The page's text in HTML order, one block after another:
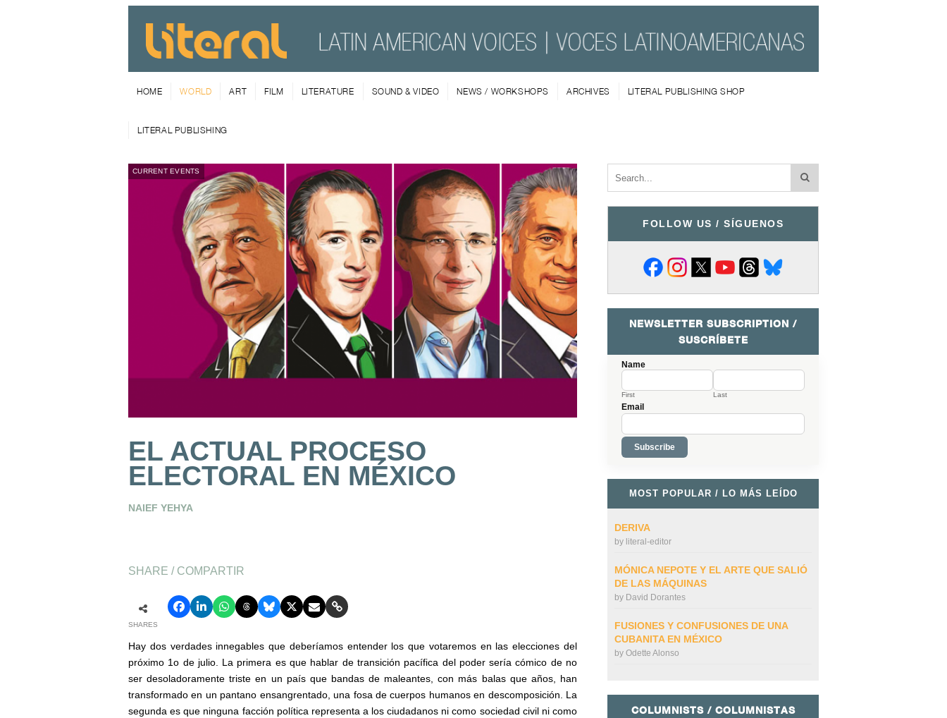
HOME WORLD ART FILM LITERATURE SOUND & VIDEO NEWS / WORKSHOPS ARCHIVES LITERAL PUBLISHING SHOP
LITERAL PUBLISHING
CURRENT EVENTS
EL ACTUAL PROCESO
ELECTORAL EN MÉXICO
NAIEF YEHYA
SHARE / COMPARTIR
SHARES
Hay dos verdades innegables que deberíamos entender los que votaremos en las elecciones del
próximo 1o de julio. La primera es que hablar de transición pacífica del poder sería cómico de no
ser desoladoramente triste en un país que bandas de maleantes, con más balas que años, han
transformado en un pantano ensangrentado, una fosa de cuerpos humanos en descomposición. La
segunda es que ninguna facción política representa a los ciudadanos ni como sociedad civil ni como
FOLLOW US / SÍGUENOS
NEWSLETTER SUBSCRIPTION /
SUSCRÍBETE
Name
First Last
Email
MOST POPULAR / LO MÁS LEÍDO
DERIVA
by literal-editor
MÓNICA NEPOTE Y EL ARTE QUE SALIÓ
DE LAS MÁQUINAS
by David Dorantes
FUSIONES Y CONFUSIONES DE UNA
CUBANITA EN MÉXICO
by Odette Alonso
COLUMNISTS / COLUMNISTAS